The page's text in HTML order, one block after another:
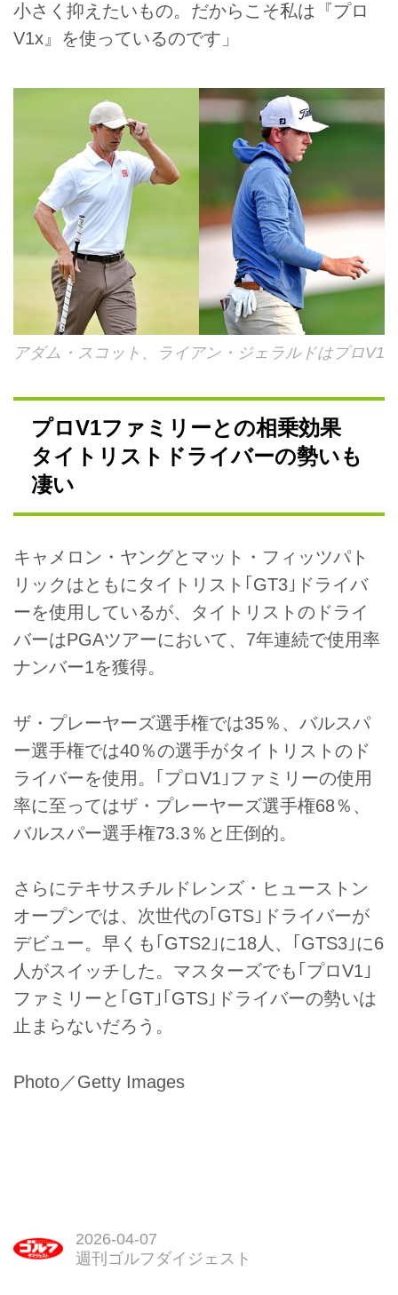
小さく抑えたいもの。だからこそ私は『プロ
V1x』を使っているのです」
アダム・スコット、ライアン・ジェラルドはプロV1
プロV1ファミリーとの相乗効果
タイトリストドライバーの勢いも
凄い
キャメロン・ヤングとマット・フィッツパト
リックはともにタイトリスト｢GT3｣ドライバ
ーを使用しているが、タイトリストのドライ
バーはPGAツアーにおいて、7年連続で使用率
ナンバー1を獲得。
ザ・プレーヤーズ選手権では35％、バルスパ
ー選手権では40％の選手がタイトリストのド
ライバーを使用。｢プロV1｣ファミリーの使用
率に至ってはザ・プレーヤーズ選手権68％、
バルスパー選手権73.3％と圧倒的。
さらにテキサスチルドレンズ・ヒューストン
オープンでは、次世代の｢GTS｣ドライバーが
デビュー。早くも｢GTS2｣に18人、｢GTS3｣に6
人がスイッチした。マスターズでも｢プロV1｣
ファミリーと｢GT｣｢GTS｣ドライバーの勢いは
止まらないだろう。
Photo／Getty Images
2026-04-07
週刊ゴルフダイジェスト